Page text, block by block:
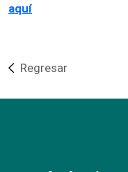
aquí
Regresar